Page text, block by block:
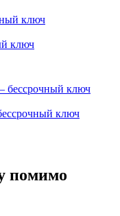
ключ
ключ
помимо